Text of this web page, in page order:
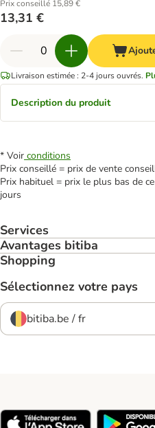
Prix conseillé 15,89 €
13,31 €
Livraison estimée : 2-4 jours ouvrés.
Description du produit
* Voir conditions
Prix conseillé = prix de vente
Prix habituel = prix le plus bas de
jours
Services
Avantages bitiba
Shopping
Sélectionnez votre pays
bitiba.be / fr